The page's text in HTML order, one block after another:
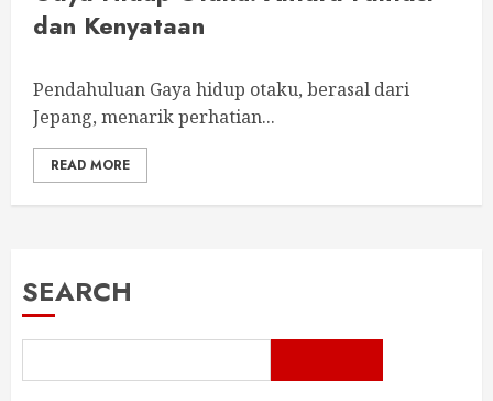
dan Kenyataan
Pendahuluan Gaya hidup otaku, berasal dari
Jepang, menarik perhatian...
READ MORE
SEARCH